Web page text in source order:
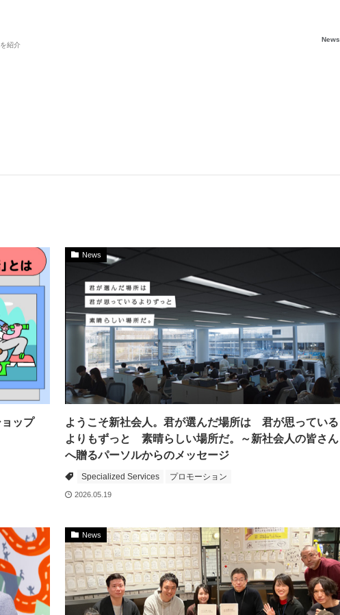
紹介
News
ップ
News
ようこそ新社会人。君が選んだ場所は 君が思っている
よりもずっと 素晴らしい場所だ。～新社会人の皆さん
へ贈るパーソルからのメッセージ
Specialized Services プロモーション
2026.05.19
News